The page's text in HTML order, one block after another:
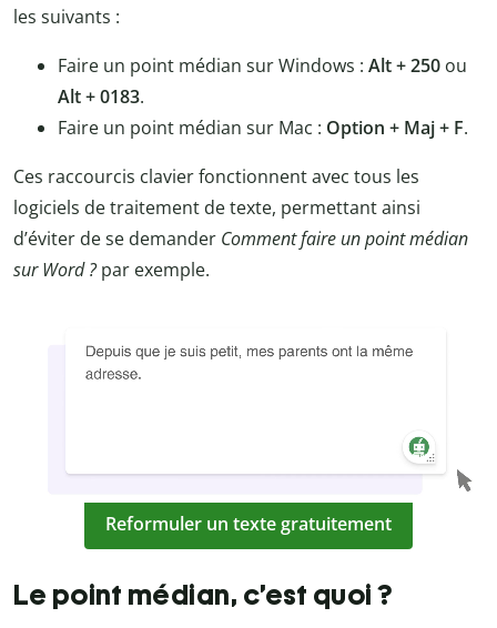
les suivants :
Faire un point médian sur Windows : Alt + 250 ou
Alt + 0183.
Faire un point médian sur Mac : Option + Maj + F.
Ces raccourcis clavier fonctionnent avec tous les
logiciels de traitement de texte, permettant ainsi
d’éviter de se demander Comment faire un point médian
sur Word ?par exemple.
Reformuler un texte gratuitement
Le point médian, c’est quoi ?